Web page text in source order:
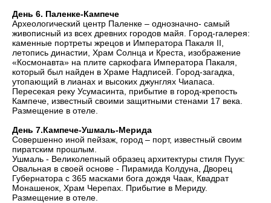
День 6. Паленке-Кампече
Археологический центр Паленке – однозначно- самый
живописный из всех древних городов майя. Город-галерея:
каменные портреты жрецов и Императора Пакаля II,
летопись династии, Храм Солнца и Креста, изображение
«Космонавта» на плите саркофага Императора Пакаля,
который был найден в Храме Надписей. Город-загадка,
утопающий в лианах и высоких джунглях Чиапаса.
Пересекая реку Усумасинта, прибытие в город-крепость
Кампече, известный своими защитными стенами 17 века.
Размещение в отеле.
День 7.Кампече-Ушмаль-Мерида
Совершенно иной пейзаж, город – порт, известный своим
пиратским прошлым.
Ушмаль - Великолепный образец архитектуры стиля Пуук:
Овальная в своей основе - Пирамида Колдуна, Дворец
Губернатора с 365 масками бога дождя Чаак, Квадрат
Монашенок, Храм Черепах. Прибытие в Мериду.
Размещение в отеле.